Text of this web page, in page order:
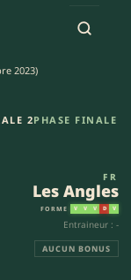
2023)
2PHASE FINALE
FR
Les Angles
FORME V V V D V
Entraineur : -
AUCUN BONUS